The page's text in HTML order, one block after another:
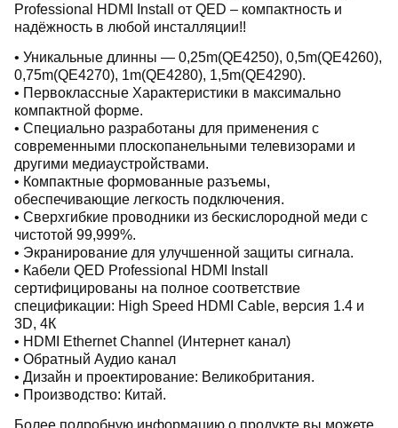
Professional HDMI Install от QED – компактность и
надёжность в любой инсталляции!!
• Уникальные длинны — 0,25m(QE4250), 0,5m(QE4260),
0,75m(QE4270), 1m(QE4280), 1,5m(QE4290).
• Первоклассные Характеристики в максимально
компактной форме.
• Специально разработаны для применения с
современными плоскопанельными телевизорами и
другими медиаустройствами.
• Компактные формованные разъемы,
обеспечивающие легкость подключения.
• Сверхгибкие проводники из бескислородной меди с
чистотой 99,999%.
• Экранирование для улучшенной защиты сигнала.
• Кабели QED Professional HDMI Install
сертифицированы на полное соответствие
спецификации: High Speed HDMI Cable, версия 1.4 и
3D, 4К
• HDMI Ethernet Channel (Интернет канал)
• Обратный Аудио канал
• Дизайн и проектирование: Великобритания.
• Производство: Китай.
Более подробную информацию о продукте вы можете